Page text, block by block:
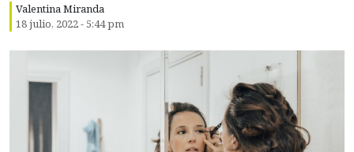
Valentina Miranda
18 julio, 2022 - 5:44 pm